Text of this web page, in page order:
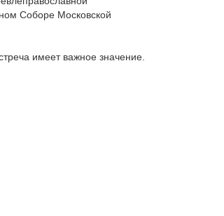
Соборе Московской
имеет важное значение.